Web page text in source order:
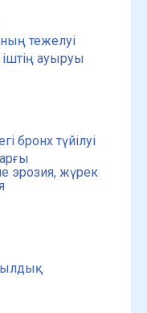
тежелуі
ауыруы
бронх түйілуі
эрозия, жүрек